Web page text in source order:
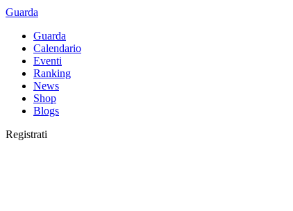
Guarda
Guarda
Calendario
Eventi
Ranking
News
Shop
Blogs
Registrati